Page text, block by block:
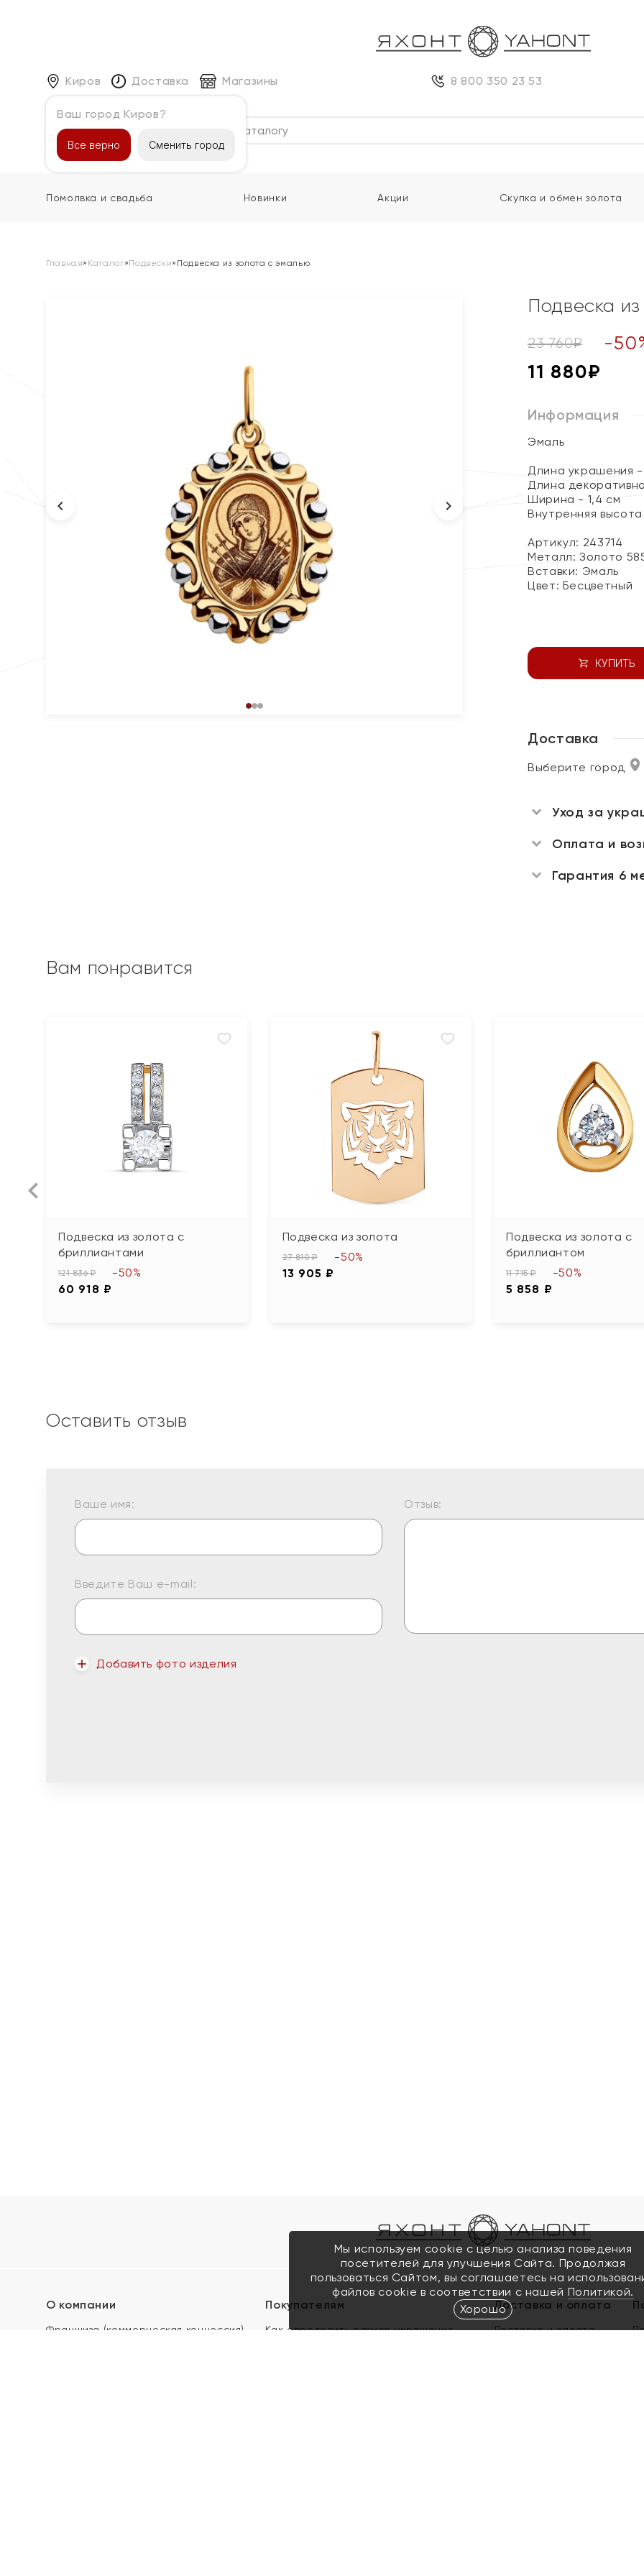
Киров
Ваш город Киров?
Все верно Сменить город
Доставка Магазины 8 800 350 23 53
Каталог
Помолвка и свадьба Новинки Акции Скупка и обмен золота
Главная» Каталог»Подвески» Подвеска из золота с эмалью
Подвеска
23 760₽ -50
11 880₽
Информация
Эмаль
Длина украшения -
Длина
Ширина - 1,4 см
Внутренняя
Артикул: 243714
Металл:Золото
Вставки: Эмаль
Цвет: Бесцветный
КУПИТЬ
Доставка
Выберите город
Уход за
Оплата и
Гарантия 6
Вам понравится
Подвеска из золота с
бриллиантами
121 836 ₽
60 918 ₽
-50%
Подвеска из золота
27 810 ₽
13 905 ₽
-50%
Подвеска из золота с
бриллиантом
11 715 ₽
5 858 ₽
-50%
Оставить отзыв
Ваше имя:
Введите Ваш e-mail:
Добавить фото изделия
Отзыв:
О компании
Франшиза (коммерческая концессия)
Покупателям
Как определить размер украшения
Доставка и оплата
Доставка и оплата
Мы используем cookie с целью анализа поведения
посетителей для улучшения Сайта. Продолжая
пользоваться Сайтом, вы соглашаетесь на
файлов cookie в соответствии с нашей Политикой.
Хорошо